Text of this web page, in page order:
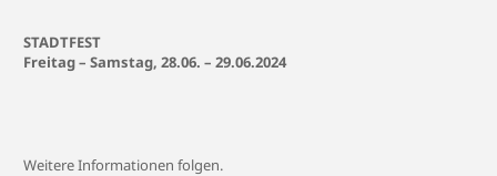
STADTFEST
Freitag – Samstag, 28.06. – 29.06.2024
Weitere Informationen folgen.